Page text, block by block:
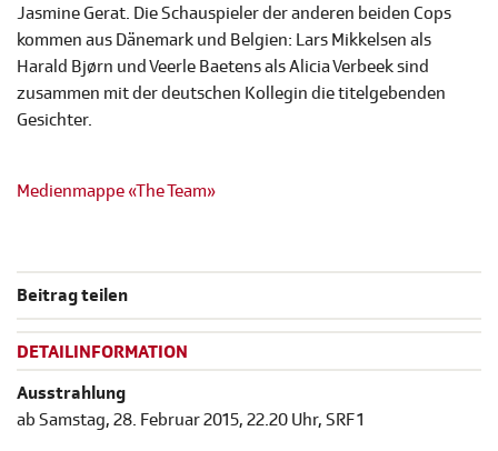
Jasmine Gerat. Die Schauspieler der anderen beiden Cops
kommen aus Dänemark und Belgien: Lars Mikkelsen als
Harald Bjørn und Veerle Baetens als Alicia Verbeek sind
zusammen mit der deutschen Kollegin die titelgebenden
Gesichter.
Medienmappe «The Team»
Beitrag teilen
DETAILINFORMATION
Ausstrahlung
ab Samstag, 28. Februar 2015, 22.20 Uhr, SRF 1